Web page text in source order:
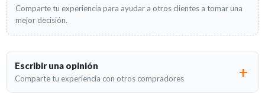
Comparte tu experiencia para ayudar a otros clientes a tomar una
mejor decisión.
Escribir una opinión
Comparte tu experiencia con otros compradores